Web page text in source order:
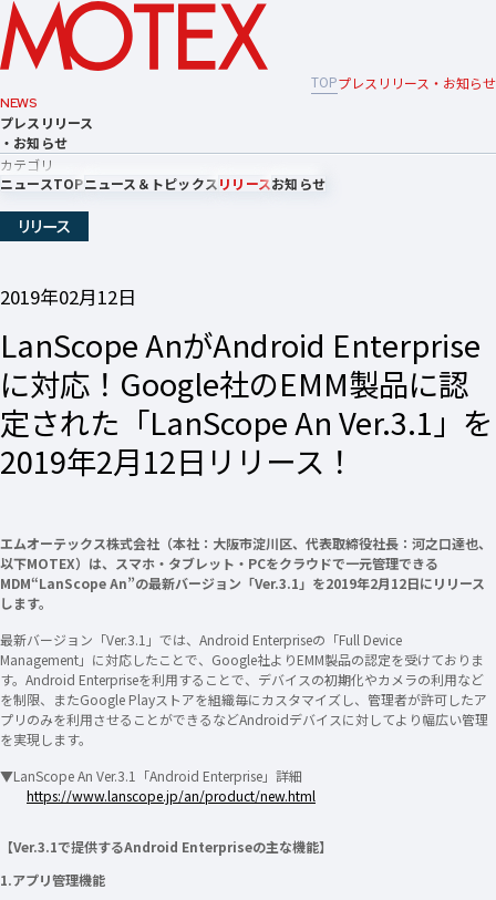
TOPプレスリリース・お知らせ
NEWS
プレスリリース
・お知らせ
カテゴリ
ニュースTOPニュース＆トピックスリリースお知らせ
リリース
2019年02月12日
LanScope AnがAndroid Enterprise
に対応！Google社のEMM製品に認
定された「LanScope An Ver.3.1」を
2019年2月12日リリース！
エムオーテックス株式会社（本社：大阪市淀川区、代表取締役社長：河之口達也、
以下MOTEX）は、スマホ・タブレット・PCをクラウドで一元管理できる
MDM“LanScope An”の最新バージョン「Ver.3.1」を2019年2月12日にリリース
します。
最新バージョン「Ver.3.1」では、Android Enterpriseの「Full Device
Management」に対応したことで、Google社よりEMM製品の認定を受けておりま
す。Android Enterpriseを利用することで、デバイスの初期化やカメラの利用など
を制限、またGoogle Playストアを組織毎にカスタマイズし、管理者が許可したア
プリのみを利用させることができるなどAndroidデバイスに対してより幅広い管理
を実現します。
▼LanScope An Ver.3.1「Android Enterprise」詳細
https://www.lanscope.jp/an/product/new.html
【Ver.3.1で提供するAndroid Enterpriseの主な機能】
1.アプリ管理機能